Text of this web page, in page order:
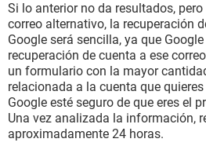
Si lo anterior no da resultados,
correo alternativo, la recuperación
Google será sencilla, ya que
recuperación de cuenta a ese
un formulario con la mayor
relacionada a la cuenta que
Google esté seguro de que eres el
Una vez analizada la información,
aproximadamente 24 horas.